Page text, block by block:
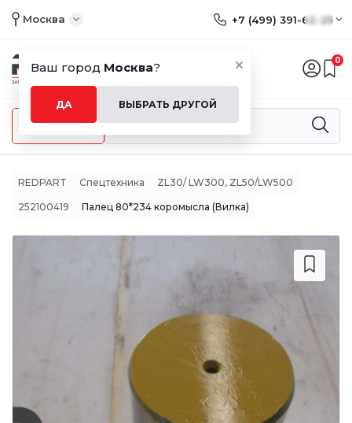
Ваш город Москва?
ДА ВЫБРАТЬ ДРУГОЙ
Москва +7 (499) 391-62-25
0
Меню
REDPART Спецтехника ZL30/ LW300, ZL50/LW500
252100419 Палец 80*234 коромысла (Вилка)